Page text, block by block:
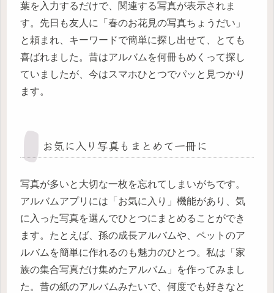
葉を入力するだけで、関連する写真が表示されま
す。先日も友人に「春のお花見の写真ちょうだい」
と頼まれ、キーワードで簡単に探し出せて、とても
喜ばれました。昔はアルバムを何冊もめくって探し
ていましたが、今はスマホひとつでパッと見つかり
ます。
お気に入り写真もまとめて一冊に
写真が多いと大切な一枚を忘れてしまいがちです。
アルバムアプリには「お気に入り」機能があり、気
に入った写真を選んでひとつにまとめることができ
ます。たとえば、孫の成長アルバムや、ペットのア
ルバムを簡単に作れるのも魅力のひとつ。私は「家
族の集合写真だけ集めたアルバム」を作ってみまし
た。昔の紙のアルバムみたいで、何度でも好きなと